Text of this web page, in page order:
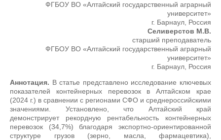
ФГБОУ ВО «Алтайский государственный аграрный
университет»
г. Барнаул, Россия
Селиверстов М.В.
старший преподаватель
ФГБОУ ВО «Алтайский государственный аграрный
университет»
г. Барнаул, Россия
Аннотация. В статье представлено исследование ключевых
показателей контейнерных перевозок в Алтайском крае
(2024 г.) в сравнении с регионами СФО и среднероссийскими
значениями. Установлено, что Алтайский край
демонстрирует рекордную рентабельность контейнерных
перевозок (34,7%) благодаря экспортно-ориентированной
структуре грузов (зерно, масла, фармацевтика),